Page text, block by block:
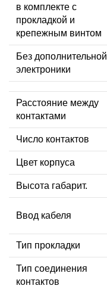
в комплекте с
прокладкой и
крепежным винтом
Без дополнительной
электроники
Расстояние между
контактами
Число контактов
Цвет корпуса
Высота габарит.
Ввод кабеля
Тип прокладки
Тип соединения
контактов